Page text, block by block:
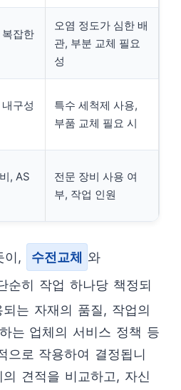
잡한
오염 정도가 심한 배
관, 부분 교체 필요
성
구성
특수 세척제 사용,
부품 교체 필요 시
, AS
전문 장비 사용 여
부, 작업 인원
이, 수전교체
와
순히 작업 하나당 책정되
는 자재의 품질, 작업의
는 업체의 서비스 정책 등
으로 작용하여 결정됩니
견적을 비교하고, 자신